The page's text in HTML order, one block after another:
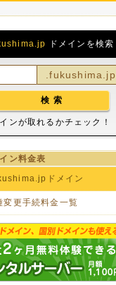
ドメインを検索
.fukushima.jp
ンが取れるかチェック！
イン料金表
ドメイン
変更手続料金一覧